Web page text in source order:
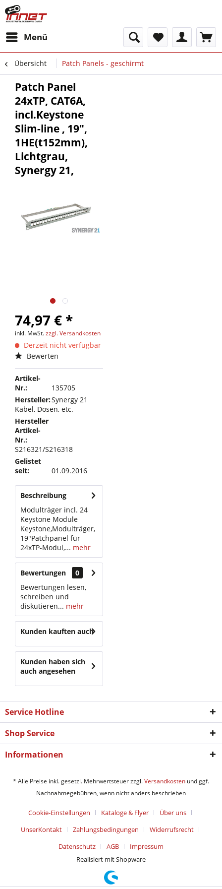
Menü
Übersicht Patch Panels - geschirmt
Patch Panel
24xTP, CAT6A,
incl.Keystone
Slim-line , 19",
1HE(t152mm),
Lichtgrau,
Synergy 21,
74,97 € *
inkl. MwSt.zzgl. Versandkosten
Derzeit nicht verfügbar
Bewerten
Artikel-
Nr.:
135705
Hersteller:Synergy 21
Kabel, Dosen, etc.
Hersteller
Artikel-
Nr.:
S216321/S216318
Gelistet
seit:
01.09.2016
Beschreibung
Modulträger incl. 24
Keystone Module
Keystone,Modulträger,
19"Patchpanel für
24xTP-Modul,... mehr
Bewertungen
0
Bewertungen lesen,
schreiben und
diskutieren... mehr
Kunden kauften auch
Kunden haben sich
auch angesehen
Service Hotline
Shop Service
Informationen
* Alle Preise inkl. gesetzl. Mehrwertsteuer zzgl.Versandkosten und ggf.
Nachnahmegebühren, wenn nicht anders beschrieben
Cookie-Einstellungen Kataloge & Flyer
Über uns
UnserKontakt
Zahlungsbedingungen
Widerrufsrecht
Datenschutz
AGB
Impressum
Realisiert mit Shopware